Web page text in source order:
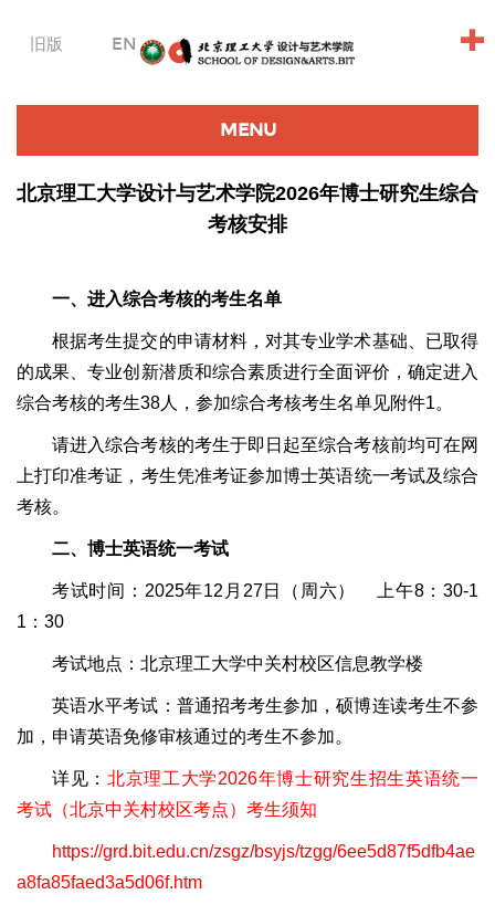
旧版 EN +
MENU
北京理工大学设计与艺术学院2026年博士研究生综合
考核安排
一、进入综合考核的考生名单
根据考生提交的申请材料，对其专业学术基础、已取得
的成果、专业创新潜质和综合素质进行全面评价，确定进入
综合考核的考生38人，参加综合考核考生名单见附件1。
请进入综合考核的考生于即日起至综合考核前均可在网
上打印准考证，考生凭准考证参加博士英语统一考试及综合
考核。
二、博士英语统一考试
考试时间：2025年12月27日（周六） 上午8：30-1
1：30
考试地点：北京理工大学中关村校区信息教学楼
英语水平考试：普通招考考生参加，硕博连读考生不参
加，申请英语免修审核通过的考生不参加。
详见： 北京理工大学2026年博士研究生招生英语统一
考试（北京中关村校区考点）考生须知
https://grd.bit.edu.cn/zsgz/bsyjs/tzgg/6ee5d87f5dfb4ae
a8fa85faed3a5d06f.htm